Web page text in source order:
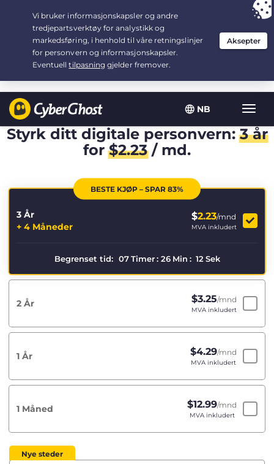
NB
Vis/
Your choice: The Best Dealfor 3.3333333333333-years at $
/month
Styrk ditt digitale personvern:3 år
for$2.23/ md.
BESTE KJØP – SPAR 83%
3 År
+ 4 Måneder
$2.23/mnd
MVA inkludert
Begrenset tid: 07 Timer : 26 Min : 11 Sek
2 År $3.25/mnd
MVA inkludert
1 År $4.29/mnd
MVA inkludert
1 Måned $12.99/mnd
MVA inkludert
Nye steder